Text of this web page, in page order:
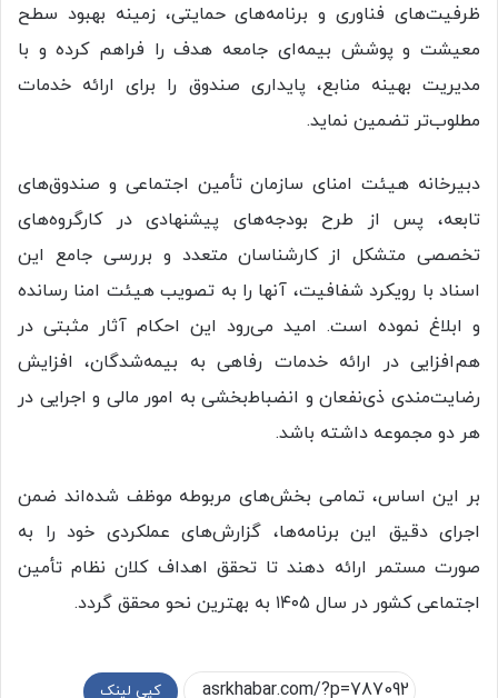
ظرفیت‌های فناوری و برنامه‌های حمایتی، زمینه بهبود سطح
معیشت و پوشش بیمه‌ای جامعه هدف را فراهم کرده و با
مدیریت بهینه منابع، پایداری صندوق را برای ارائه خدمات
مطلوب‌تر تضمین نماید.
دبیرخانه هیئت امنای سازمان تأمین اجتماعی و صندوق‌های
تابعه، پس از طرح بودجه‌های پیشنهادی در کارگروه‌های
تخصصی متشکل از کارشناسان متعدد و بررسی جامع این
اسناد با رویکرد شفافیت، آنها را به تصویب هیئت امنا رسانده
و ابلاغ نموده است. امید می‌رود این احکام آثار مثبتی در
هم‌افزایی در ارائه خدمات رفاهی به بیمه‌شدگان، افزایش
رضایت‌مندی ذی‌نفعان و انضباط‌بخشی به امور مالی و اجرایی در
هر دو مجموعه داشته باشد.
بر این اساس، تمامی بخش‌های مربوطه موظف شده‌اند ضمن
اجرای دقیق این برنامه‌ها، گزارش‌های عملکردی خود را به
صورت مستمر ارائه دهند تا تحقق اهداف کلان نظام تأمین
اجتماعی کشور در سال ۱۴۰۵ به بهترین نحو محقق گردد.
کپی لینک